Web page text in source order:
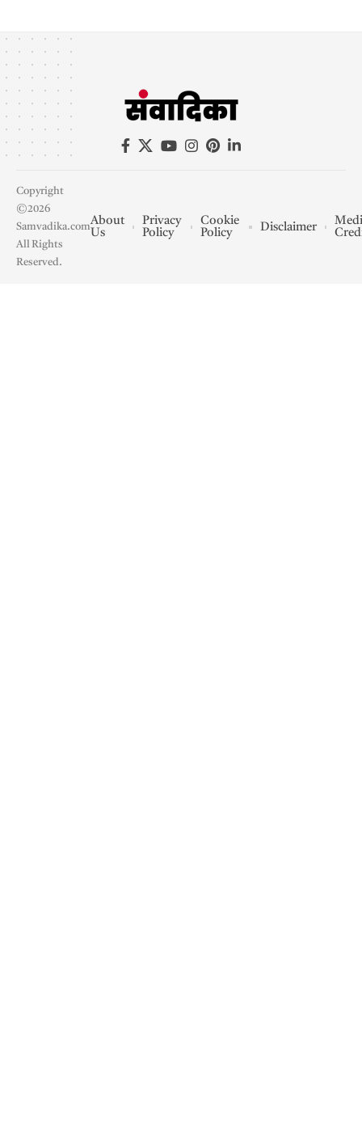
Copyright
©2026
Samvadika.com
All Rights
Reserved.
About
Us
Privacy
Policy
Cookie
Policy
Disclaimer